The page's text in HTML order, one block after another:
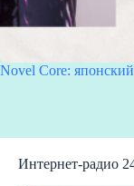
Novel Core:
Интернет-радио